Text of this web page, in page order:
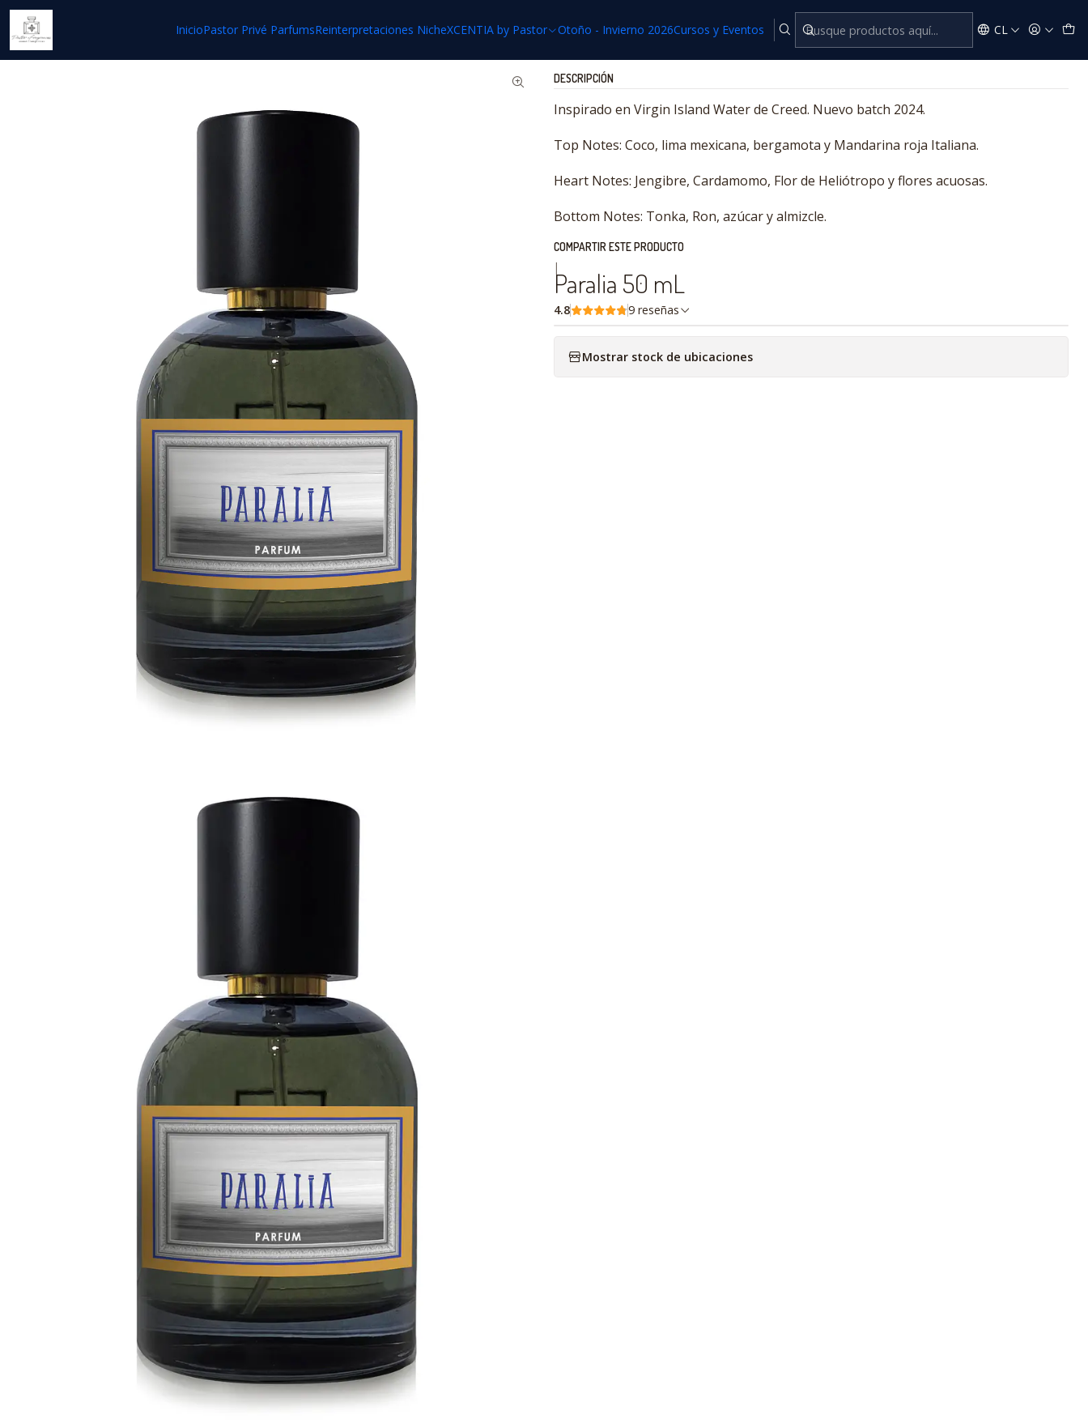
InicioPastor Privé ParfumsReinterpretaciones NicheXCENTIA by Pastor Otoño - Invierno 2026Cursos y Eventos CL
DESCRIPCIÓN
Inspirado en Virgin Island Water de Creed. Nuevo batch 2024.
Top Notes: Coco, lima mexicana, bergamota y Mandarina roja Italiana.
Heart Notes: Jengibre, Cardamomo, Flor de Heliótropo y flores acuosas.
Bottom Notes: Tonka, Ron, azúcar y almizcle.
COMPARTIR ESTE PRODUCTO
|Paralia 50 mL
4.8 9 reseñas
Mostrar stock de ubicaciones